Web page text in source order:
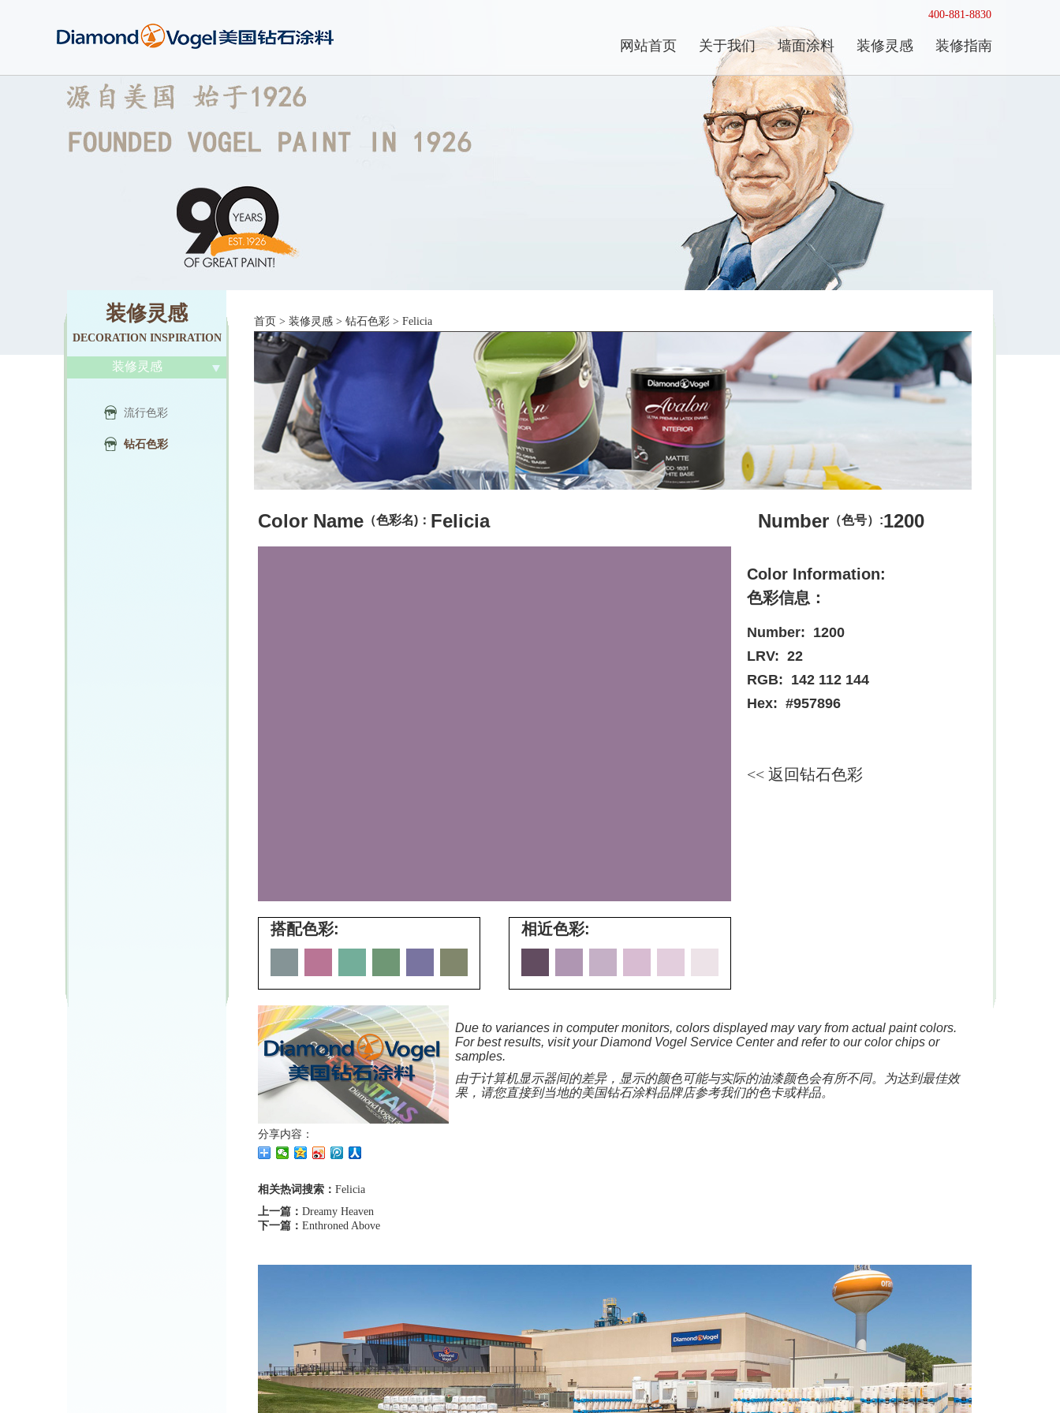
400-881-8830
网站首页 关于我们 墙面涂料 装修灵感 装修指南
装修灵感
DECORATION INSPIRATION
装修灵感
流行色彩
钻石色彩
首页 > 装修灵感 > 钻石色彩 > Felicia
Color Name （色彩名)： Felicia Number （色号）:1200
搭配色彩: 相近色彩:
Color Information:
色彩信息：
Number: 1200
LRV: 22
RGB: 142 112 144
Hex: #957896
<< 返回钻石色彩
Due to variances in computer monitors, colors displayed may vary from actual paint colors.
For best results, visit your Diamond Vogel Service Center and refer to our color chips or
samples.
由于计算机显示器间的差异，显示的颜色可能与实际的油漆颜色会有所不同。为达到最佳效
果，请您直接到当地的美国钻石涂料品牌店参考我们的色卡或样品。
分享内容：
相关热词搜索： Felicia
上一篇： Dreamy Heaven
下一篇： Enthroned Above